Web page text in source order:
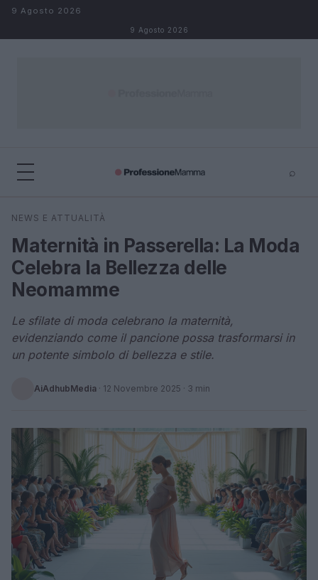
Salta al contenuto
9 Agosto 2026
9 Agosto 2026
⌕
Cerca
NEWS E ATTUALITÀ
Maternità in Passerella: La Moda
Celebra la Bellezza delle
Neomamme
Le sfilate di moda celebrano la maternità,
evidenziando come il pancione possa trasformarsi in
un potente simbolo di bellezza e stile.
AiAdhubMedia · 12 Novembre 2025 · 3 min